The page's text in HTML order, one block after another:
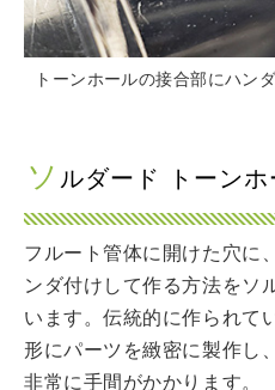
トーンホールの接合部にハン
ソ ルダード トーンホ
フルート管体に開けた穴に
ンダ付けして作る方法をソ
います。伝統的に作られて
形にパーツを緻密に製作し
非常に手間がかかります。